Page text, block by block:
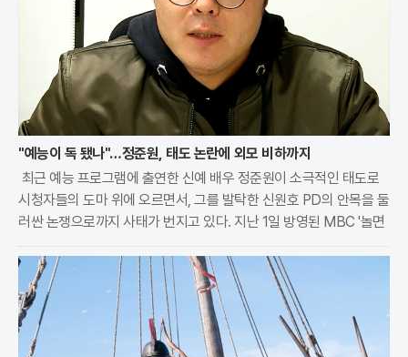
"예능이 독 됐나"…정준원, 태도 논란에 외모 비하까지
최근 예능 프로그램에 출연한 신예 배우 정준원이 소극적인 태도로
시청자들의 도마 위에 오르면서, 그를 발탁한 신원호 PD의 안목을 둘
러싼 논쟁으로까지 사태가 번지고 있다. 지난 1일 방영된 MBC '놀면
뭐하니?'에 새 드라마 홍보차 등장한 정준원은 제작진의 즉흥 연기 요
청에 당황하며 제대로 대응하지 못하는 모